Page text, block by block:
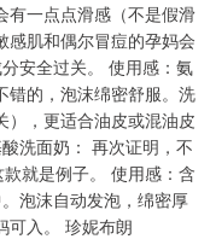
有一点点滑感（不是假滑
感肌和偶尔冒痘的孕妈会
安全过关。 使用感：氨
错的，泡沫绵密舒服。洗
），更适合油皮或混油皮
洗面奶： 再次证明，不
就是例子。 使用感：含
泡沫自动发泡，绵密厚
可入。 珍妮布朗